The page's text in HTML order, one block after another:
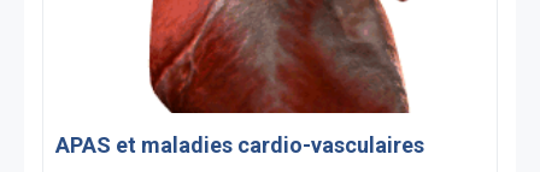
APAS et maladies cardio-vasculaires